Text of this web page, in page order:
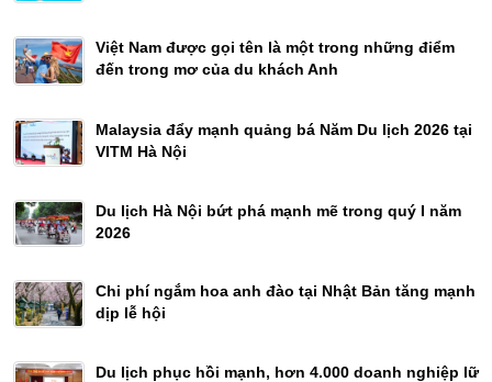
Việt Nam được gọi tên là một trong những điểm
đến trong mơ của du khách Anh
Malaysia đẩy mạnh quảng bá Năm Du lịch 2026 tại
VITM Hà Nội
Du lịch Hà Nội bứt phá mạnh mẽ trong quý I năm
2026
Chi phí ngắm hoa anh đào tại Nhật Bản tăng mạnh
dịp lễ hội
Du lịch phục hồi mạnh, hơn 4.000 doanh nghiệp lữ